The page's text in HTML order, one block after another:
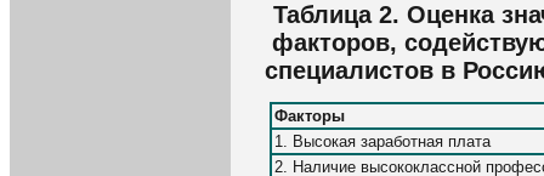
Таблица 2. Оценка
факторов,
специалистов в
Факторы
1. Высокая заработная плата
2. Наличие высококлассной